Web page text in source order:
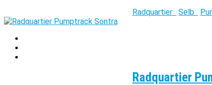
Radquartier
Selb
Radquartier